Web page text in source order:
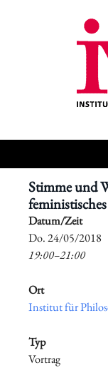
Stimme und
Datum/Zeit
​Do. 24/05/2018
19:00–21:00
Ort
Institut für
Typ
Vortrag